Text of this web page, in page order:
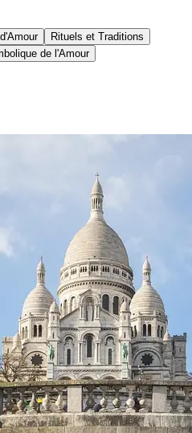
Rituels et Traditions
de l'Amour